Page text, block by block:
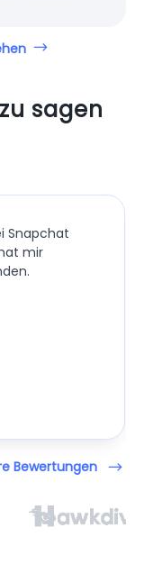
sagen
Snapchat
mir
Bewertungen